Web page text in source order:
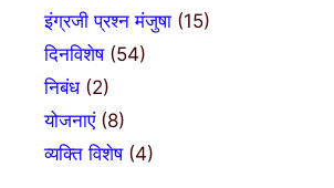
इंग्रजी प्रश्न मंजुषा (15)
दिनविशेष(54)
निबंध(2)
योजनाएं(8)
व्यक्ति विशेष(4)